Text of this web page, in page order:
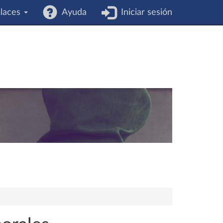
Ayuda Iniciar sesión